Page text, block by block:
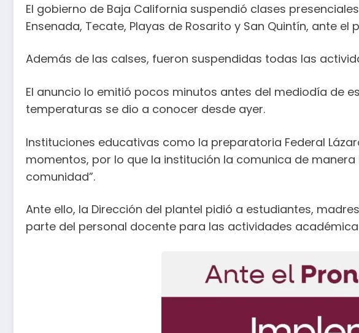
El gobierno de Baja California suspendió clases
Ensenada, Tecate, Playas de Rosarito y San Quintín, ante
Además de las calses, fueron suspendidas todas las
El anuncio lo emitió pocos minutos antes del mediodía de
temperaturas se dio a conocer desde ayer.
Instituciones educativas como la preparatoria Federal
momentos, por lo que la institución la comunica de
comunidad”.
Ante ello, la Dirección del plantel pidió a estudiantes,
parte del personal docente para las actividades